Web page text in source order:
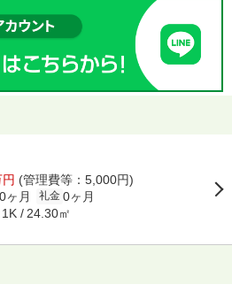
(管理費等：5,000円)
0ヶ月 礼金 0ヶ月
1K 24.30㎡